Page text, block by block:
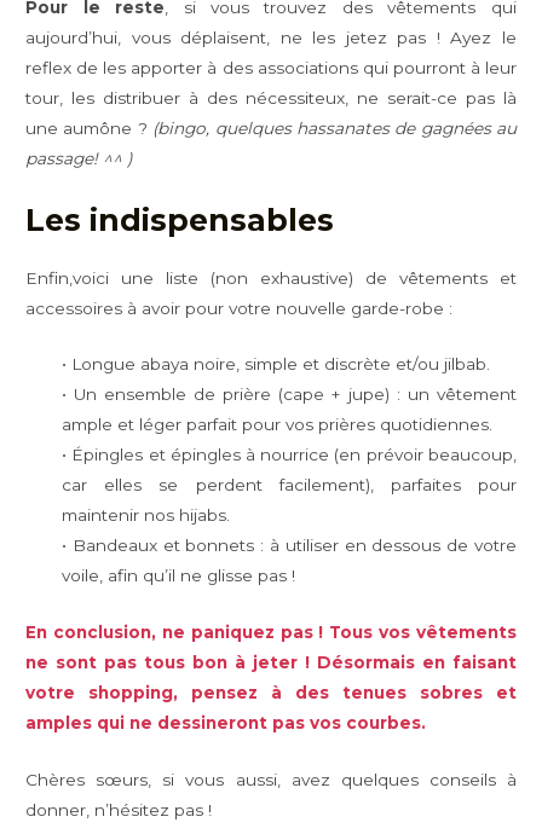
Pour le reste , si vous trouvez des vêtements qui
aujourd’hui, vous déplaisent, ne les jetez pas ! Ayez le
reflex de les apporter à des associations qui pourront à leur
tour, les distribuer à des nécessiteux, ne serait-ce pas là
une aumône ? (bingo, quelques hassanates de gagnées au
passage! ^^ )
Les indispensables
Enfin,voici une liste (non exhaustive) de vêtements et
accessoires à avoir pour votre nouvelle garde-robe :
• Longue abaya noire, simple et discrète et/ou jilbab.
• Un ensemble de prière (cape + jupe) : un vêtement
ample et léger parfait pour vos prières quotidiennes.
• Épingles et épingles à nourrice (en prévoir beaucoup,
car elles se perdent facilement), parfaites pour
maintenir nos hijabs.
• Bandeaux et bonnets : à utiliser en dessous de votre
voile, afin qu’il ne glisse pas !
En conclusion, ne paniquez pas ! Tous vos vêtements
ne sont pas tous bon à jeter ! Désormais en faisant
votre shopping, pensez à des tenues sobres et
amples qui ne dessineront pas vos courbes.
Chères sœurs, si vous aussi, avez quelques conseils à
donner, n’hésitez pas !